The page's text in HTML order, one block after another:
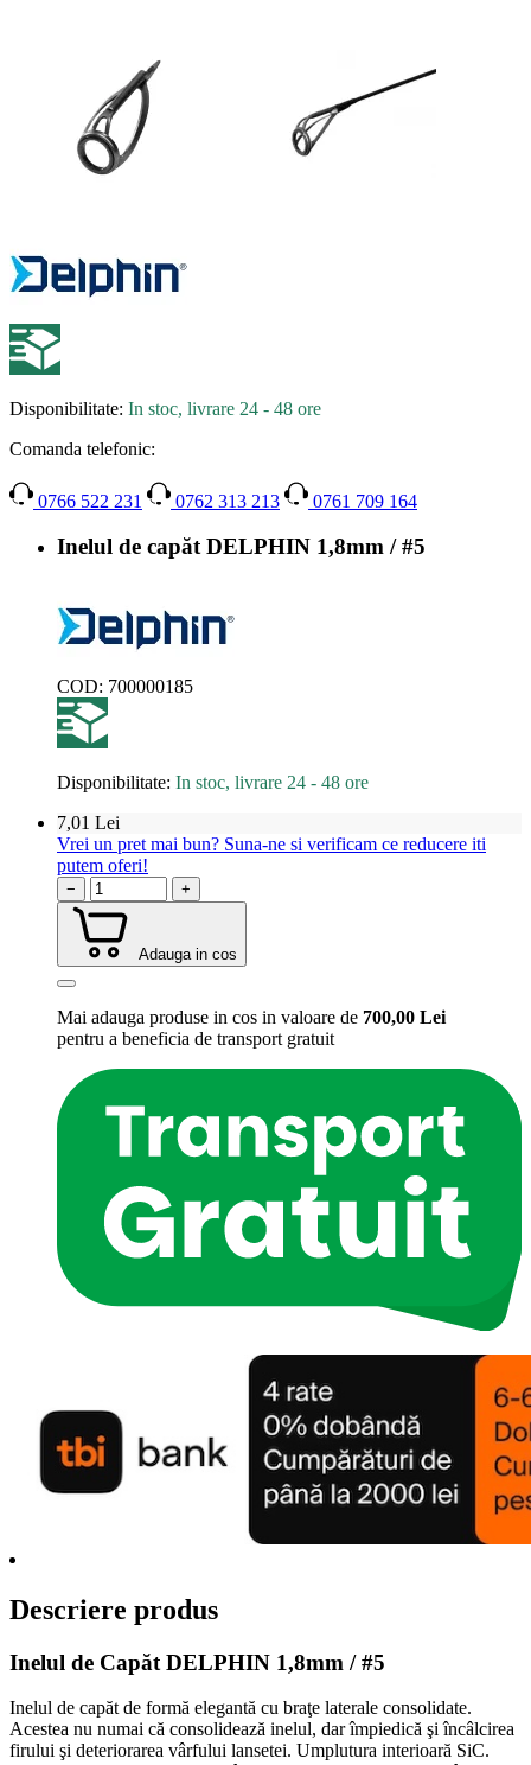
Disponibilitate: In stoc, livrare 24 - 48 ore
Comanda telefonic:
0766 522 231 0762 313 213 0761 709 164
Inelul de capăt DELPHIN 1,8mm / #5
COD: 700000185
Disponibilitate: In stoc, livrare 24 - 48 ore
7,01 Lei
Vrei un pret mai bun? Suna-ne si verificam ce reducere iti
putem oferi!
− +
Adauga in cos
Mai adauga produse in cos in valoare de 700,00 Lei
pentru a beneficia de transport gratuit
Descriere produs
Inelul de Capăt DELPHIN 1,8mm / #5
Inelul de capăt de formă elegantă cu braţe laterale consolidate.
Acestea nu numai că consolidează inelul, dar împiedică şi încâlcirea
firului şi deteriorarea vârfului lansetei. Umplutura interioară SiC.